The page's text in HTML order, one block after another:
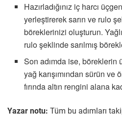
Hazırladığınız iç harcı
yerleştirerek sarın ve rulo
böreklerinizi oluşturun.
rulo şeklinde sarılmış
Son adımda ise, böreklerin
yağ karışımından sürün ve
fırında altın rengini alana
Yazar notu: Tüm bu adımları